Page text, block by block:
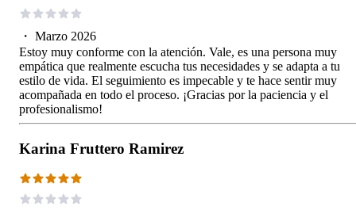
・ Marzo 2026
Estoy muy conforme con la atención. Vale, es una persona muy
empática que realmente escucha tus necesidades y se adapta a tu
estilo de vida. El seguimiento es impecable y te hace sentir muy
acompañada en todo el proceso. ¡Gracias por la paciencia y el
profesionalismo!
Karina Fruttero Ramirez